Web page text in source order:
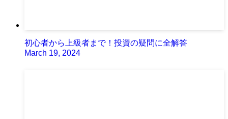
初心者から上級者まで！投資の疑問に全解答
March 19, 2024